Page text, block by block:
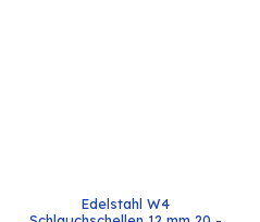
Edelstahl W4